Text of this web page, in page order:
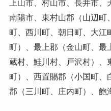
上山市、村山市、長井市、
南陽市、東村山郡（山辺町
町、西川町、朝日町、大江
町）、最上郡（金山町、最
蔵村、鮭川村、戸沢村）、
町）、西置賜郡（小国町、
郡（三川町、庄内町）、飽